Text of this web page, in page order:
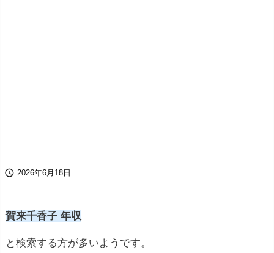
 2026年6月18日
賀来千香子 年収
と検索する方が多いようです。